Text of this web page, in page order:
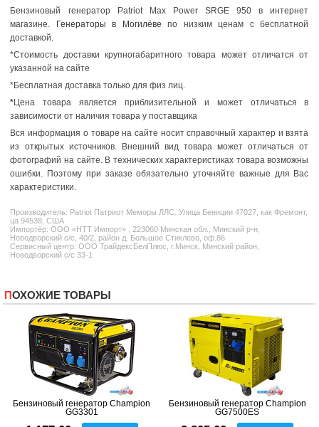
Бензиновый генератор Patriot Max Power SRGE 950 в интернет
магазине.
Генераторы в Могилёве по низким ценам с бесплатной
доставкой.
*Стоимость доставки крупногабаритного товара может отличатся от
указанной на сайте
*Бесплатная доставка только для физ лиц.
*Цена товара является приблизительной и может отличаться в
зависимости от наличия товара у поставщика
Вся информация о товаре на сайте носит справочный характер и взята
из открытых источников. Внешний вид товара может отличаться от
фотографий на сайте. В технических характеристиках товара возможны
ошибки. Поэтому при заказе обязательно уточняйте важные для Вас
характеристики.
Производитель: Patriot Патриот Меморы ЛЛС. Улица Бениции 47027, как Фремонт,
ца 94538, США
Импортёр: ООО «НТТ Импорт» , 223060 Минская обл., Минский р-н,
Новодворский с/с, 40/2, район д. Большое Стиклево, оф.86
Сервисный центр: ООО ТрайдексБелПлюс, г.Минск, Минский район,
Новодворский с/с 33-1
ПОХОЖИЕ ТОВАРЫ
Бензиновый генератор Champion
GG3301
Бензиновый генератор Champion
GG7500ES